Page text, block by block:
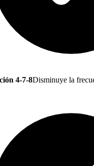
4-7-8Disminuye la